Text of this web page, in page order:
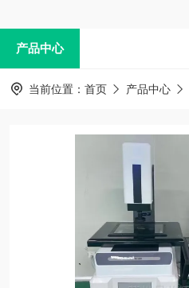
产品中心
当前位置： 首页 产品中心